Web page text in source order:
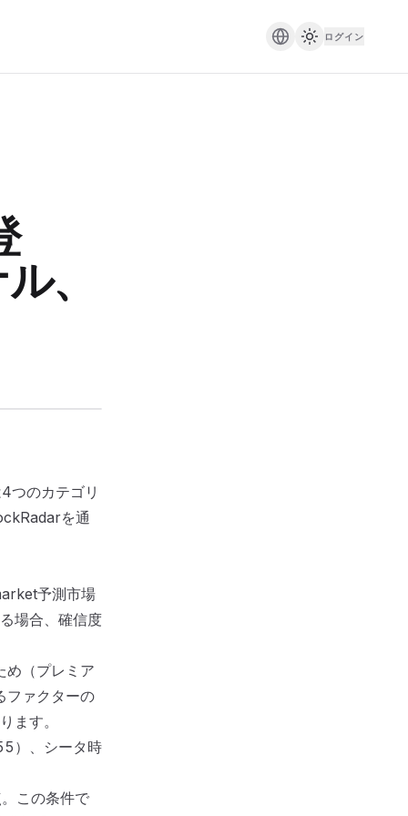
ログイン
、
つのカテゴリ
を通
予測市場
場合、確信度
め（プレミア
ファクターの
ます。
）、シータ時
この条件で